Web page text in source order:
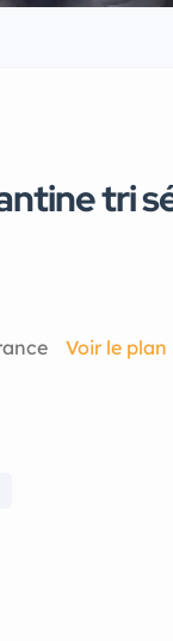
tri
Voir le plan